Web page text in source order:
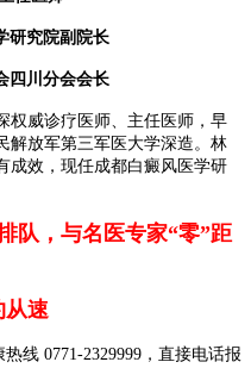
研究院副院长
川分会会长
威诊疗医师、主任医师，早
解放军第三军医大学深造。林
成效，现任成都白癜风医学研
，与名医专家“零”距
速
热线 0771-2329999，直接电话报